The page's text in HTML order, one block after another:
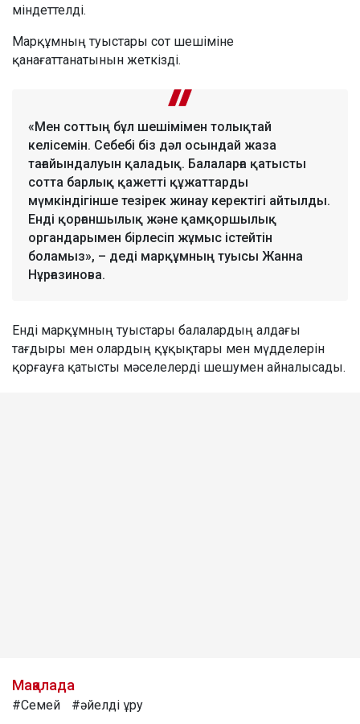
міндеттелді.
Марқұмның туыстары сот шешіміне
қанағаттанатынын жеткізді.
«Мен соттың бұл шешімімен толықтай
келісемін. Себебі біз дәл осындай жаза
тағайындалуын қаладық. Балаларға қатысты
сотта барлық қажетті құжаттарды
мүмкіндігінше тезірек жинау керектігі айтылды.
Енді қорғаншылық және қамқоршылық
органдарымен бірлесіп жұмыс істейтін
боламыз», – деді марқұмның туысы Жанна
Нұрғазинова.
Енді марқұмның туыстары балалардың алдағы
тағдыры мен олардың құқықтары мен мүдделерін
қорғауға қатысты мәселелерді шешумен айналысады.
Мақалада
#Семей #әйелді ұру